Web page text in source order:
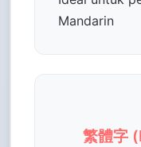
Mandarin
繁體字